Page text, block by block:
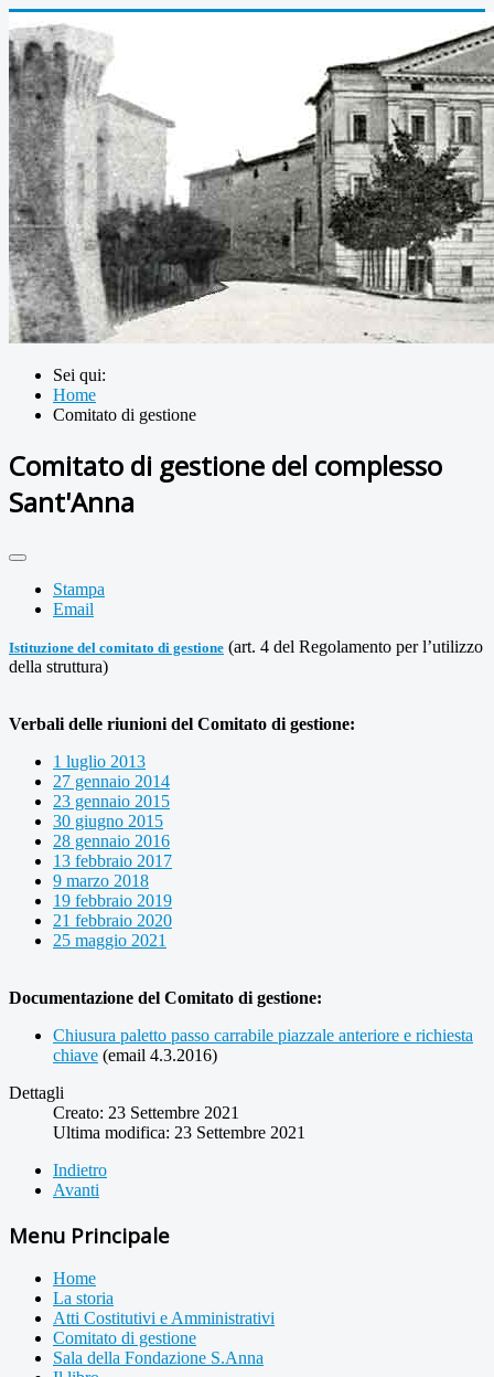
Sei qui:
Home
Comitato di gestione
Comitato di gestione del complesso
Sant'Anna
Stampa
Email
Istituzione del comitato di gestione (art. 4 del Regolamento per l’utilizzo
della struttura)
Verbali delle riunioni del Comitato di gestione:
1 luglio 2013
27 gennaio 2014
23 gennaio 2015
30 giugno 2015
28 gennaio 2016
13 febbraio 2017
9 marzo 2018
19 febbraio 2019
21 febbraio 2020
25 maggio 2021
Documentazione del Comitato di gestione:
Chiusura paletto passo carrabile piazzale anteriore e richiesta
chiave (email 4.3.2016)
Dettagli
Creato: 23 Settembre 2021
Ultima modifica: 23 Settembre 2021
Indietro
Avanti
Menu Principale
Home
La storia
Atti Costitutivi e Amministrativi
Comitato di gestione
Sala della Fondazione S.Anna